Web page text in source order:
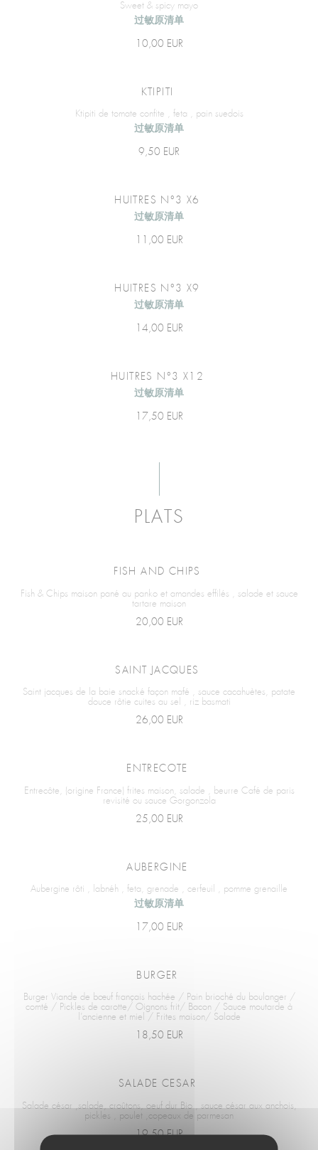
Sweet & spicy mayo
过敏原清单
10,00 EUR
KTIPITI
Ktipiti de tomate confite , feta , pain suedois
过敏原清单
9,50 EUR
HUITRES N°3 X6
过敏原清单
11,00 EUR
HUITRES N°3 X9
过敏原清单
14,00 EUR
HUITRES N°3 X12
过敏原清单
17,50 EUR
PLATS
FISH AND CHIPS
Fish & Chips maison pané au panko et amandes effilés , salade et sauce
tartare maison
20,00 EUR
SAINT JACQUES
Saint jacques de la baie snacké façon mafé , sauce cacahuètes, patate
douce rôtie cuites au sel , riz basmati
26,00 EUR
ENTRECOTE
Entrecôte, (origine France) frites maison, salade , beurre Café de paris
revisité ou sauce Gorgonzola
25,00 EUR
AUBERGINE
Aubergine rôti , labnéh , feta, grenade , cerfeuil , pomme grenaille
过敏原清单
17,00 EUR
BURGER
Burger Viande de bœuf français hachée / Pain brioché du boulanger /
comté / Pickles de carotte/ Oignons frit/ Bacon / Sauce moutarde à
l’ancienne et miel / Frites maison/ Salade
18,50 EUR
SALADE CESAR
Salade césar ,salade, croûtons, oeuf dur Bio , sauce césar aux anchois,
pickles , poulet ,copeaux de parmesan
19,50 EUR